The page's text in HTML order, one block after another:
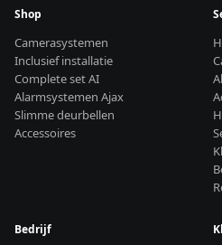
Shop
Camerasystemen
Inclusief installatie
Complete set AI
Alarmsystemen Ajax
Slimme deurbellen
Accessoires
Bedrijf